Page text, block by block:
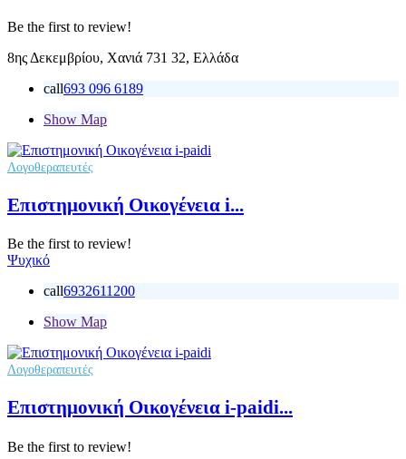
Be the first to review!
8ης Δεκεμβρίου, Χανιά 731 32, Ελλάδα
call693 096 6189
Show Map
Λογοθεραπευτές
Επιστημονική Οικογένεια i...
Be the first to review!
Ψυχικό
call6932611200
Show Map
Λογοθεραπευτές
Επιστημονική Οικογένεια i-paidi...
Be the first to review!